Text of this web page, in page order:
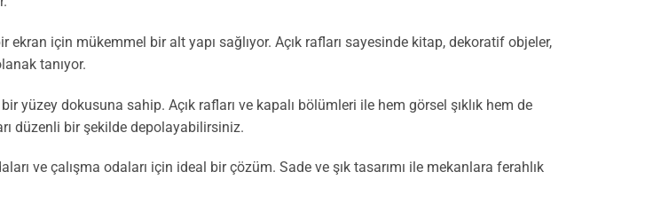
için mükemmel bir alt yapı sağlıyor. Açık rafları sayesinde kitap, dekoratif objeler,
tanıyor.
yüzey dokusuna sahip. Açık rafları ve kapalı bölümleri ile hem görsel şıklık hem de
düzenli bir şekilde depolayabilirsiniz.
ve çalışma odaları için ideal bir çözüm. Sade ve şık tasarımı ile mekanlara ferahlık